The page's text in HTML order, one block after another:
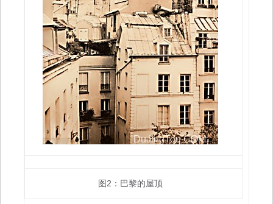
图2：巴黎的屋顶